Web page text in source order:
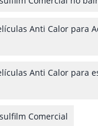
Anti Calor para
Anti Calor para
Comercial